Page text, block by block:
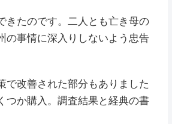
きたのです。二人とも亡き母の
の事情に深入りしないよう忠告
で改善された部分もありました
つか購入。調査結果と経典の書